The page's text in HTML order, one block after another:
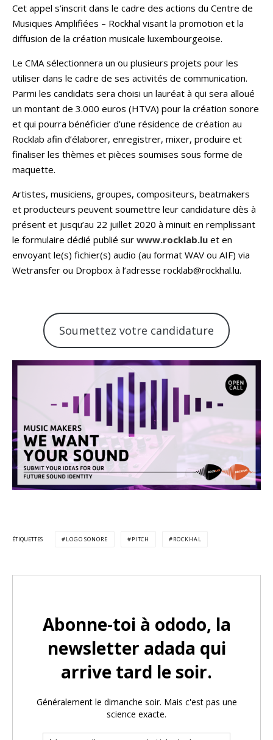
Cet appel s’inscrit dans le cadre des actions du Centre de
Musiques Amplifiées – Rockhal visant la promotion et la
diffusion de la création musicale luxembourgeoise.
Le CMA sélectionnera un ou plusieurs projets pour les
utiliser dans le cadre de ses activités de communication.
Parmi les candidats sera choisi un lauréat à qui sera alloué
un montant de 3.000 euros (HTVA) pour la création sonore
et qui pourra bénéficier d’une résidence de création au
Rocklab afin d’élaborer, enregistrer, mixer, produire et
finaliser les thèmes et pièces soumises sous forme de
maquette.
Artistes, musiciens, groupes, compositeurs, beatmakers
et producteurs peuvent soumettre leur candidature dès à
présent et jusqu’au 22 juillet 2020 à minuit en remplissant
le formulaire dédié publié sur www.rocklab.lu et en
envoyant le(s) fichier(s) audio (au format WAV ou AIF) via
Wetransfer ou Dropbox à l’adresse rocklab@rockhal.lu.
Soumettez votre candidature
ÉTIQUETTES LOGO SONORE PITCH ROCKHAL